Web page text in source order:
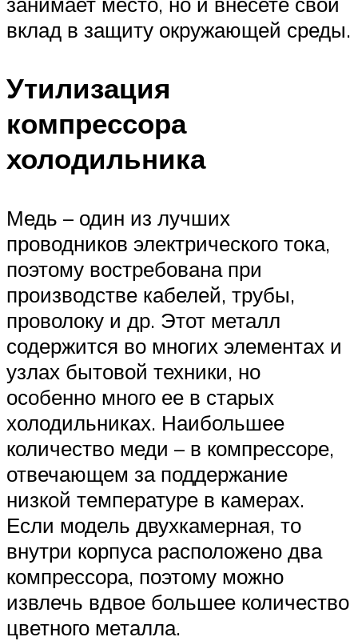
вклад в защиту окружающей среды.
Утилизация
компрессора
холодильника
Медь – один из лучших
проводников электрического тока,
поэтому востребована при
производстве кабелей, трубы,
проволоку и др. Этот металл
содержится во многих элементах и
узлах бытовой техники, но
особенно много ее в старых
холодильниках. Наибольшее
количество меди – в компрессоре,
отвечающем за поддержание
низкой температуре в камерах.
Если модель двухкамерная, то
внутри корпуса расположено два
компрессора, поэтому можно
извлечь вдвое большее количество
цветного металла.